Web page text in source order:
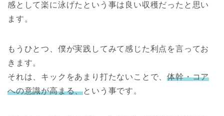
感として楽に泳げたという事は良い収穫だったと思い
ます。
もうひとつ、僕が実践してみて感じた利点を言ってお
きます。
それは、キックをあまり打たないことで、体幹・コア
への意識が高まる、という事です。